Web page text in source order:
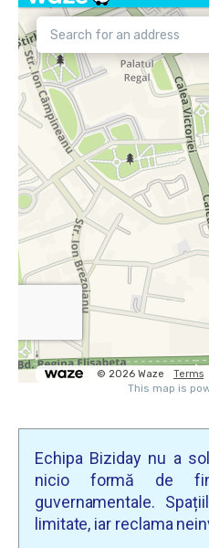
Echipa Biziday nu a
nicio formă de
guvernamentale.
limitate, iar reclama